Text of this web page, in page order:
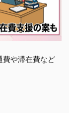
費や滞在費など